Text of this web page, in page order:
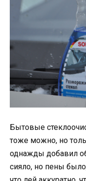
Бытовые
тоже можно, но
однажды добавил
сияло, но пены